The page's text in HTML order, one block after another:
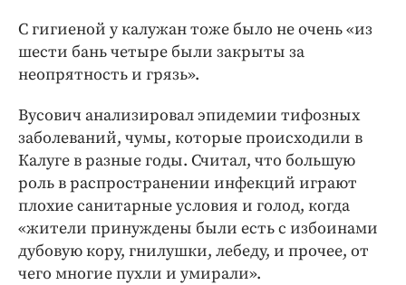
С гигиеной у калужан тоже было не очень «из
шести бань четыре были закрыты за
неопрятность и грязь».
Вусович анализировал эпидемии тифозных
заболеваний, чумы, которые происходили в
Калуге в разные годы. Считал, что большую
роль в распространении инфекций играют
плохие санитарные условия и голод, когда
«жители принуждены были есть с избоинами
дубовую кору, гнилушки, лебеду, и прочее, от
чего многие пухли и умирали».